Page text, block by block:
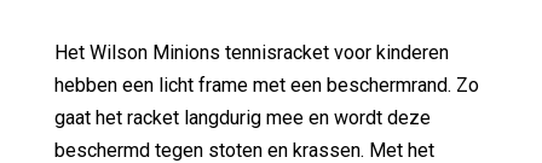
Het Wilson Minions tennisracket voor kinderen
hebben een licht frame met een beschermrand. Zo
gaat het racket langdurig mee en wordt deze
beschermd tegen stoten en krassen. Met het